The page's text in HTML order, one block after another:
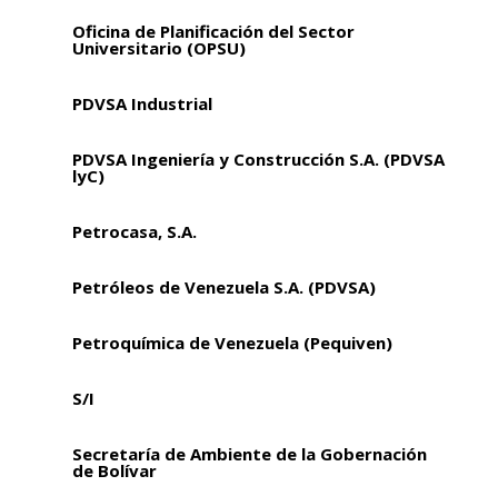
Oficina de Planificación del Sector
Universitario (OPSU)
PDVSA Industrial
PDVSA Ingeniería y Construcción S.A. (PDVSA
lyC)
Petrocasa, S.A.
Petróleos de Venezuela S.A. (PDVSA)
Petroquímica de Venezuela (Pequiven)
S/I
Secretaría de Ambiente de la Gobernación
de Bolívar